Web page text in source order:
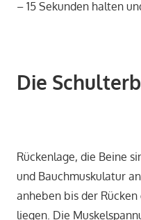
– 15 Sekunden halten
Die
Rückenlage, die Beine
und Bauchmuskulatur
anheben bis der
liegen. Die